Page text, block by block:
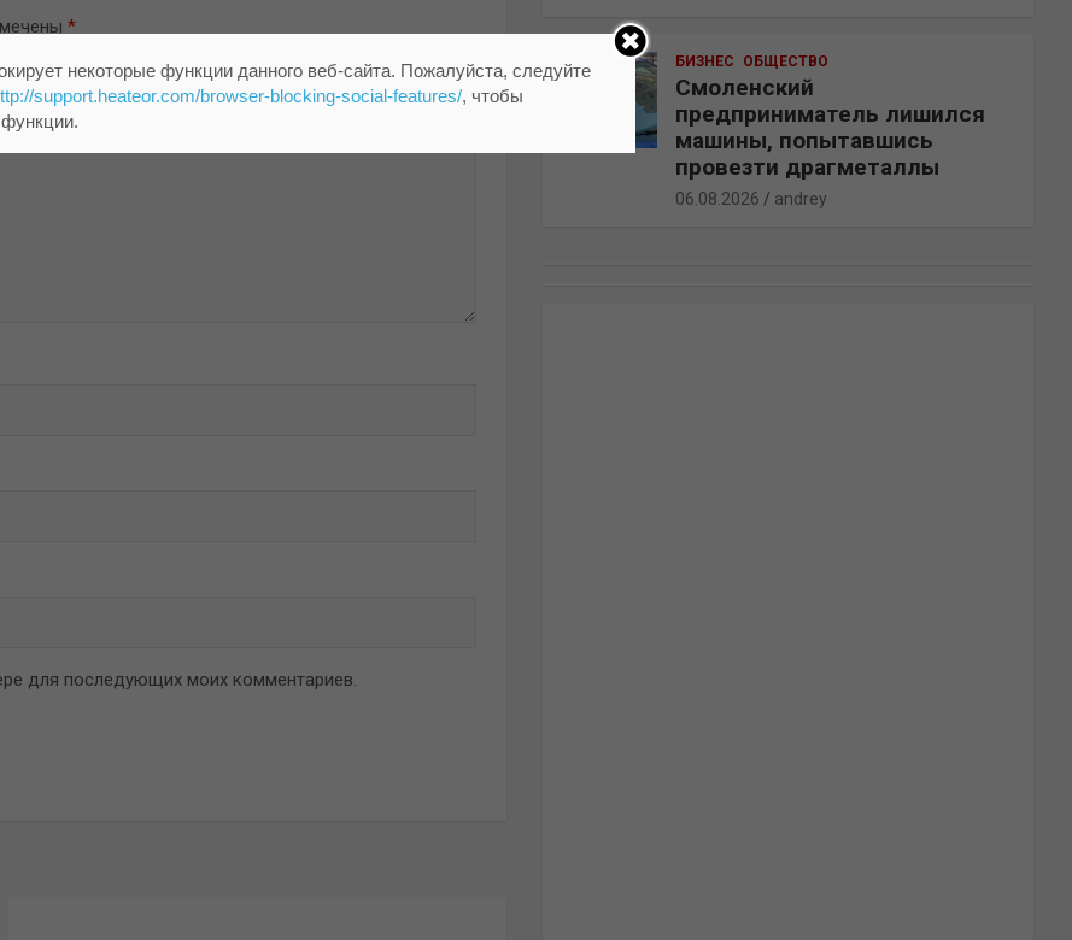
*
для последующих моих комментариев.
БИЗНЕС ОБЩЕСТВО
Смоленский
предприниматель лишился
машины, попытавшись
провезти драгметаллы
06.08.2026 andrey
некоторые функции данного веб-сайта. Пожалуйста, следуйте
support.heateor.com/browser-blocking-social-features/, чтобы
функции.